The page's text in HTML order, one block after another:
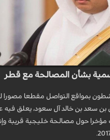
بشأن المصالحة مع قطر
بمواقع التواصل مقطعا مصورا
بن سعد بن خالد آل سعود، يعلق فيه
مؤخرا حول مصالحة خليجية قريبة